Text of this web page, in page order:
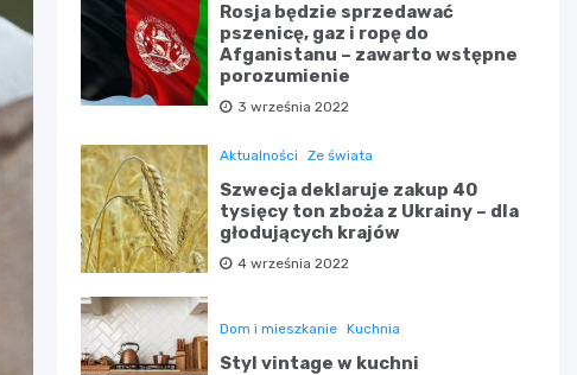
Rosja będzie sprzedawać
pszenicę, gaz i ropę do
Afganistanu – zawarto wstępne
porozumienie
3 września 2022
Aktualności Ze świata
Szwecja deklaruje zakup 40
tysięcy ton zboża z Ukrainy – dla
głodujących krajów
4 września 2022
Dom i mieszkanie Kuchnia
Styl vintage w kuchni